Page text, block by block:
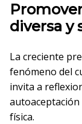
diversa y
La creciente
fenómeno del
invita a
física.